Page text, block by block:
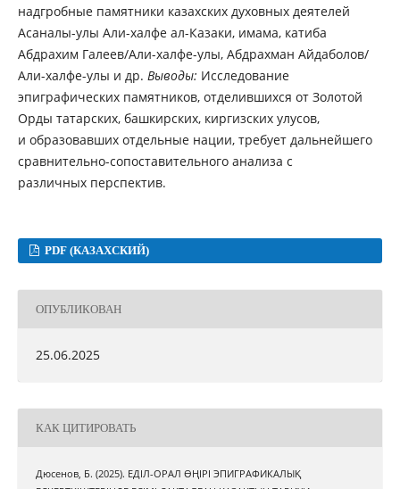
надгробные памятники казахских духовных деятелей
Асаналы-улы Али-халфе ал-Казаки, имама, катиба
Абдрахим Галеев/Али-халфе-улы, Абдрахман Айдаболов/
Али-халфе-улы и др. Выводы: Исследование
эпиграфических памятников, отделившихся от Золотой
Орды татарских, башкирских, киргизских улусов,
и образовавших отдельные нации, требует дальнейшего
сравнительно-сопоставительного анализа с
различных перспектив.
PDF (КАЗАХСКИЙ)
ОПУБЛИКОВАН
25.06.2025
КАК ЦИТИРОВАТЬ
Дюсенов, Б. (2025). ЕДІЛ-ОРАЛ ӨҢІРІ ЭПИГРАФИКАЛЫҚ